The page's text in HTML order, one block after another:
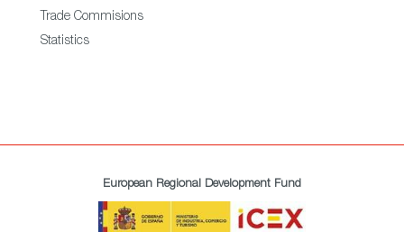
Trade Commisions
Statistics
European Regional Development Fund